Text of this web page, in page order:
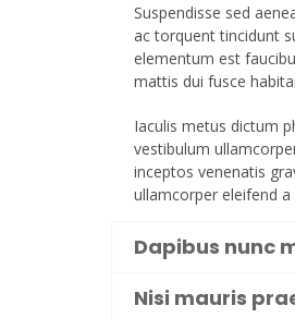
Suspendisse sed
ac torquent tincidunt
elementum est
mattis dui fusce
Iaculis metus dictum
vestibulum
inceptos venenatis
ullamcorper eleifend
Dapibus nunc
Nisi mauris